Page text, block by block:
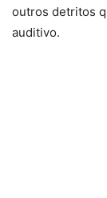
outros detritos
auditivo.